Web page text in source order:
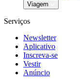
Viagem
Serviços
Newsletter
Aplicativo
Inscreva-se
Vestir
Anúncio